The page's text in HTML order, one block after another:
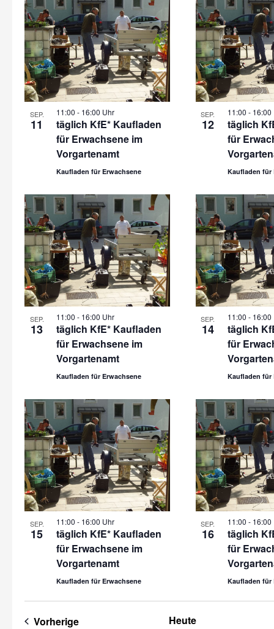
SEP.
11
11:00 - 16:00 Uhr
täglich KfE* Kaufladen
für Erwachsene im
Vorgartenamt
Kaufladen für Erwachsene
SEP.
12
11:00 - 16:00
täglich
für
Kaufladen für
SEP.
13
11:00 - 16:00 Uhr
täglich KfE* Kaufladen
für Erwachsene im
Vorgartenamt
Kaufladen für Erwachsene
SEP.
14
11:00 - 16:00
täglich
für
Kaufladen für
SEP.
15
11:00 - 16:00 Uhr
täglich KfE* Kaufladen
für Erwachsene im
Vorgartenamt
Kaufladen für Erwachsene
SEP.
16
11:00 - 16:00
täglich
für
Kaufladen für
VorherigeVeranstaltungen Heute